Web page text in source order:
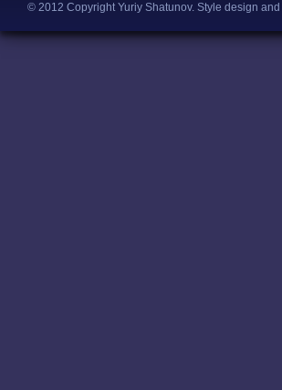
© 2012 Copyright Yuriy Shatunov. Style design